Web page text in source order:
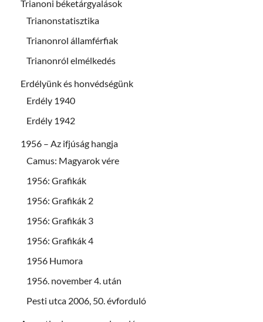
Trianoni béketárgyalások
Trianonstatisztika
Trianonrol államférfiak
Trianonról elmélkedés
Erdélyünk és honvédségünk
Erdély 1940
Erdély 1942
1956 – Az ifjúság hangja
Camus: Magyarok vére
1956: Grafikák
1956: Grafikák 2
1956: Grafikák 3
1956: Grafikák 4
1956 Humora
1956. november 4. után
Pesti utca 2006, 50. évforduló